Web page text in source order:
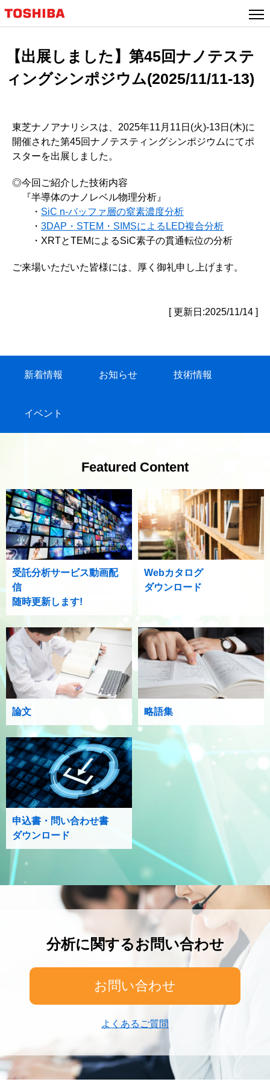
【出展しました】第45回ナノテステ
ィングシンポジウム(2025/11/11-13)
東芝ナノアナリシスは、2025年11月11日(火)-13日(木)に
開催された第45回ナノテスティングシンポジウムにてポ
スターを出展しました。
◎今回ご紹介した技術内容
『半導体のナノレベル物理分析』
・ SiC n-バッファ層の窒素濃度分析
・ 3DAP・STEM・SIMSによるLED複合分析
・XRTとTEMによるSiC素子の貫通転位の分析
ご来場いただいた皆様には、厚く御礼申し上げます。
[ 更新日:2025/11/14 ]
新着情報 お知らせ 技術情報
イベント
Featured Content
受託分析サービス動画配
信
随時更新します!
Webカタログ
ダウンロード
論文 略語集
申込書・問い合わせ書
ダウンロード
分析に関するお問い合わせ
お問い合わせ
よくあるご質問